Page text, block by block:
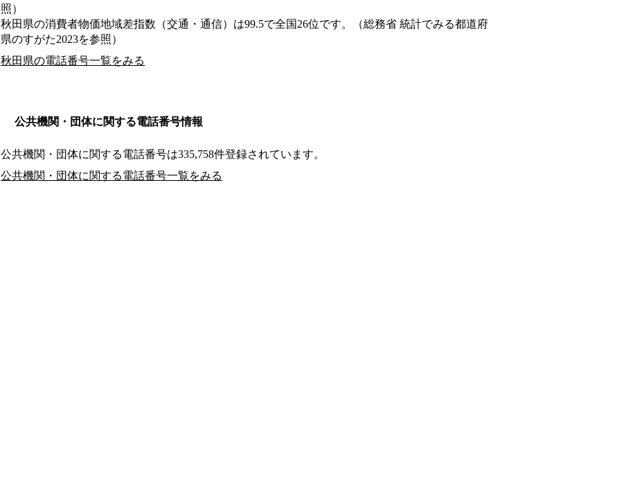
照）
秋田県の消費者物価地域差指数（交通・通信）は99.5で全国26位です。（総務省 統計でみる都道府
県のすがた2023を参照）
秋田県の電話番号一覧をみる
公共機関・団体に関する電話番号情報
公共機関・団体に関する電話番号は335,758件登録されています。
公共機関・団体に関する電話番号一覧をみる